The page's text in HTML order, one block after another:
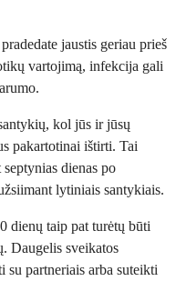
jaustis geriau prieš
vartojimą, infekcija gali
kol jūs ir jūsų
pakartotinai ištirti. Tai
dienas po
lytiniais santykiais.
dienų taip pat turėtų būti
Daugelis sveikatos
su partneriais arba suteikti